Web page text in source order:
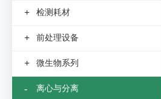
+ 检测耗材
+ 前处理设备
+ 微生物系列
- 离心与分离